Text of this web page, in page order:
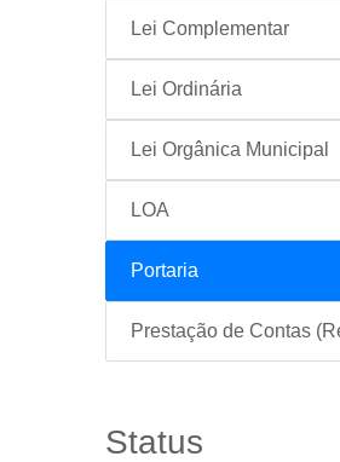
Lei Complementar
Lei Ordinária
Lei Orgânica Municipal
LOA
Portaria
Prestação de Contas
Status